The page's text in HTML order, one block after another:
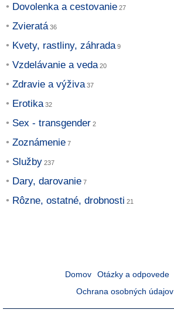
Dovolenka a cestovanie
Zvieratá
Kvety, rastliny, záhrada
Vzdelávanie a veda
Zdravie a výživa
Erotika
Sex - transgender
Zoznámenie
Služby
Dary, darovanie
Rôzne, ostatné, drobnosti
Domov Otázky a odpovede
Ochrana osobných údajov